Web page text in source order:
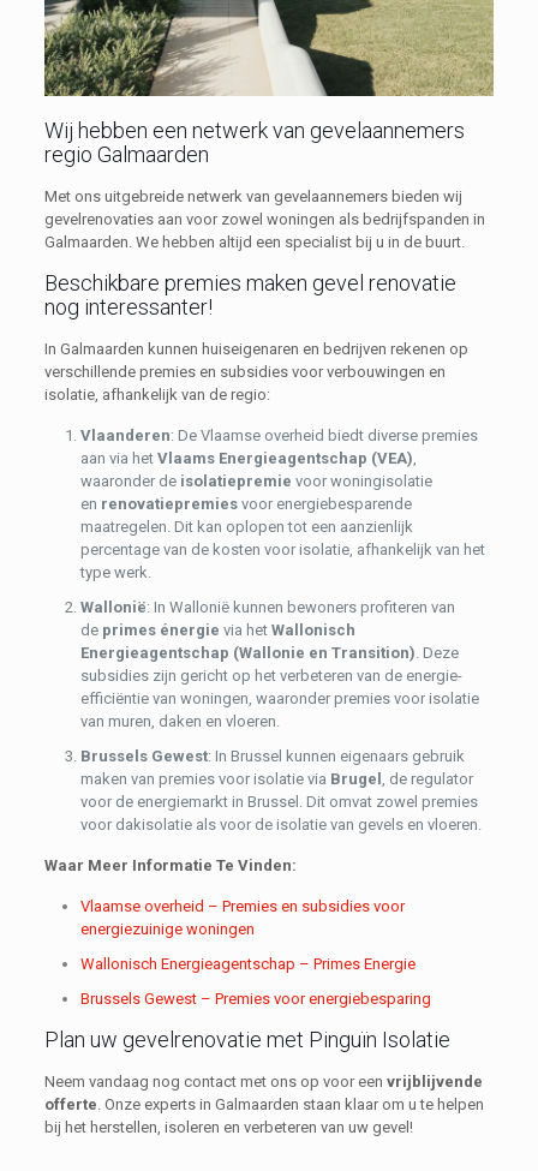
Wij hebben een netwerk van gevelaannemers
regio Galmaarden
Met ons uitgebreide netwerk van gevelaannemers bieden wij
gevelrenovaties aan voor zowel woningen als bedrijfspanden in
Galmaarden. We hebben altijd een specialist bij u in de buurt.
Beschikbare premies maken gevel renovatie
nog interessanter!
In Galmaarden kunnen huiseigenaren en bedrijven rekenen op
verschillende premies en subsidies voor verbouwingen en
isolatie, afhankelijk van de regio:
Vlaanderen: De Vlaamse overheid biedt diverse premies
aan via het Vlaams Energieagentschap (VEA)
waaronder de isolatiepremie voor woningisolatie
en renovatiepremiesvoor energiebesparende
maatregelen. Dit kan oplopen tot een aanzienlijk
percentage van de kosten voor isolatie, afhankelijk van het
type werk.
Wallonië: In Wallonië kunnen bewoners profiteren van
de primes énergie via het Wallonisch
Energieagentschap (Wallonie en Transition) . Deze
subsidies zijn gericht op het verbeteren van de energie-
efficiëntie van woningen, waaronder premies voor isolatie
van muren, daken en vloeren.
Brussels Gewest: In Brussel kunnen eigenaars gebruik
maken van premies voor isolatie via Brugel
, de regulator
voor de energiemarkt in Brussel. Dit omvat zowel premies
voor dakisolatie als voor de isolatie van gevels en vloeren.
Waar Meer Informatie Te Vinden:
Vlaamse overheid – Premies en subsidies voor
energiezuinige woningen
Wallonisch Energieagentschap – Primes Energie
Brussels Gewest – Premies voor energiebesparing
Plan uw gevelrenovatie met Pinguïn Isolatie
Neem vandaag nog contact met ons op voor een vrijblijvende
offerte . Onze experts in Galmaarden staan klaar om u te helpen
bij het herstellen, isoleren en verbeteren van uw gevel!